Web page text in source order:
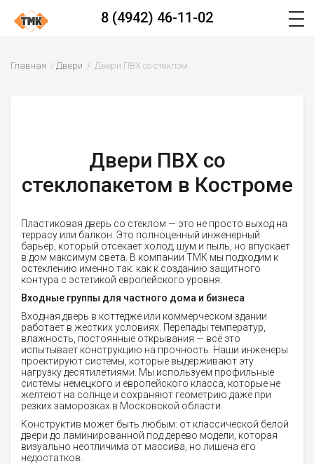
8 (4942) 46-11-02
Главная Двери Двери ПВХ со стеклом
Двери ПВХ со
стеклопакетом в Костроме
Пластиковая дверь со стеклом — это не просто выход на
террасу или балкон. Это полноценный инженерный
барьер, который отсекает холод, шум и пыль, но впускает
в дом максимум света. В компании ТМК мы подходим к
остеклению именно так: как к созданию защитного
контура с эстетикой европейского уровня.
Входные группы для частного дома и бизнеса
Входная дверь в коттедже или коммерческом здании
работает в жестких условиях. Перепады температур,
влажность, постоянные открывания — всё это
испытывает конструкцию на прочность. Наши инженеры
проектируют системы, которые выдерживают эту
нагрузку десятилетиями. Мы используем профильные
системы немецкого и европейского класса, которые не
желтеют на солнце и сохраняют геометрию даже при
резких заморозках в Московской области.
Конструктив может быть любым: от классической белой
двери до ламинированной под дерево модели, которая
визуально неотличима от массива, но лишена его
недостатков.